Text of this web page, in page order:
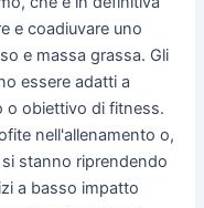
e coadiuvare uno
e massa grassa. Gli
essere adatti a
o obiettivo di fitness.
nell'allenamento o,
stanno riprendendo
a basso impatto